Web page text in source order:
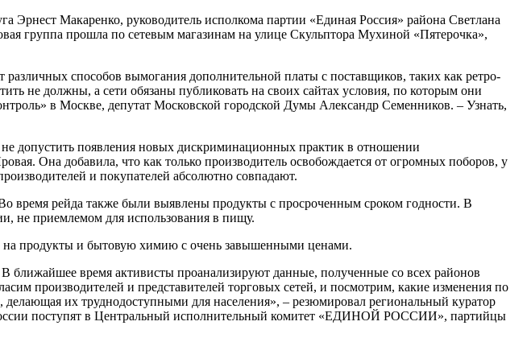
Макаренко, руководитель исполкома партии «Единая Россия» района Светлана
группа прошла по сетевым магазинам на улице Скульптора Мухиной «Пятерочка»,
способов вымогания дополнительной платы с поставщиков, таких как ретро-
не должны, а сети обязаны публиковать на своих сайтах условия, по которым они
в Москве, депутат Московской городской Думы Александр Семенников. – Узнать,
допустить появления новых дискриминационных практик в отношении
Она добавила, что как только производитель освобождается от огромных поборов, у
и покупателей абсолютно совпадают.
рейда также были выявлены продукты с просроченным сроком годности. В
не приемлемом для использования в пищу.
продукты и бытовую химию с очень завышенными ценами.
время активисты проанализируют данные, полученные со всех районов
производителей и представителей торговых сетей, и посмотрим, какие изменения по
их труднодоступными для населения», – резюмировал региональный куратор
поступят в Центральный исполнительный комитет «ЕДИНОЙ РОССИИ», партийцы